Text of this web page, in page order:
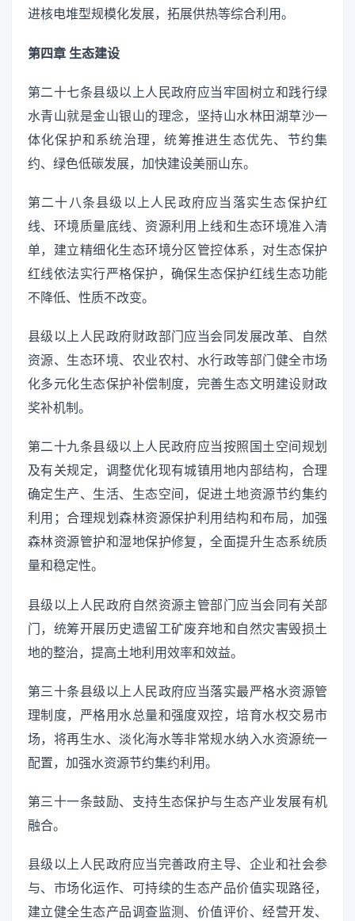
进核电堆型规模化发展，拓展供热等综合利用。
第四章 生态建设
第二十七条县级以上人民政府应当牢固树立和践行绿
水青山就是金山银山的理念，坚持山水林田湖草沙一
体化保护和系统治理，统筹推进生态优先、节约集
约、绿色低碳发展，加快建设美丽山东。
第二十八条县级以上人民政府应当落实生态保护红
线、环境质量底线、资源利用上线和生态环境准入清
单，建立精细化生态环境分区管控体系，对生态保护
红线依法实行严格保护，确保生态保护红线生态功能
不降低、性质不改变。
县级以上人民政府财政部门应当会同发展改革、自然
资源、生态环境、农业农村、水行政等部门健全市场
化多元化生态保护补偿制度，完善生态文明建设财政
奖补机制。
第二十九条县级以上人民政府应当按照国土空间规划
及有关规定，调整优化现有城镇用地内部结构，合理
确定生产、生活、生态空间，促进土地资源节约集约
利用；合理规划森林资源保护利用结构和布局，加强
森林资源管护和湿地保护修复，全面提升生态系统质
量和稳定性。
县级以上人民政府自然资源主管部门应当会同有关部
门，统筹开展历史遗留工矿废弃地和自然灾害毁损土
地的整治，提高土地利用效率和效益。
第三十条县级以上人民政府应当落实最严格水资源管
理制度，严格用水总量和强度双控，培育水权交易市
场，将再生水、淡化海水等非常规水纳入水资源统一
配置，加强水资源节约集约利用。
第三十一条鼓励、支持生态保护与生态产业发展有机
融合。
县级以上人民政府应当完善政府主导、企业和社会参
与、市场化运作、可持续的生态产品价值实现路径，
建立健全生态产品调查监测、价值评价、经营开发、